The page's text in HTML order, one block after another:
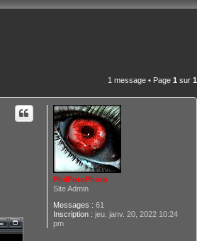
1 message • Page 1 sur 1
PhilPotoPhoto
Site Admin
Messages : 61
Inscription : jeu. janv. 20, 2022 10:24
pm